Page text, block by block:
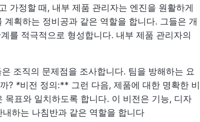
가정할 때, 내부 제품 관리자는 엔진을 원활하게
획하는 정비공과 같은 역할을 합니다. 그들은 개
를 적극적으로 형성합니다. 내부 제품 관리자의
조직의 문제점을 조사합니다. 팀을 방해하는 요
? *비전 정의:** 그런 다음, 제품에 대한 명확한 비
목표와 일치하도록 합니다. 이 비전은 기능, 디자
하는 나침반과 같은 역할을 합니다